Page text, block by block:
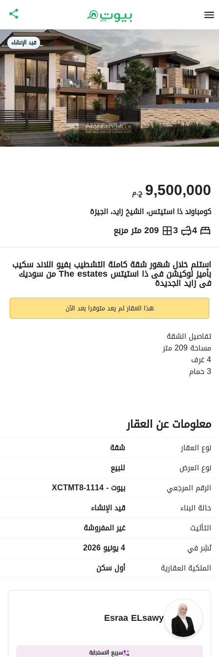
قيد الإنشاء
ج.م 9,500,000
كومباوند ذا استيتس، الشيخ زايد، الجيزة
4
3 209 متر مربع ج.م9,500,000
الاماكن القريبة
استلم خلال شهور شقة كاملة التشطيب بفيو اللاند سكيب
بأميز لوكيشن فى ذا استيتس The estates من سوديك
فى زايد الجديدة
هذا العقار لم يعد متوفرا بعد الآن
تفاصيل الشقة
مساحة 209 متر
4 غرف
3 حمام
الموقع
مجمع سكني راقٍ للغاية
بجوار مجمع ذا إستيتس ريزيدنس ونايا ويست
في زايد الجديدة على طريق الصحراء مباشرةً
معلومات عن العقار
نوع العقار
شقة
نوع العرض
للبيع
الرقم المرجعي
بيوت - 1114-XCTMT8
حالة البناء
قيد الإنشاء
التأثيث
غير المفروشة
نُشِر في
4 يونيو 2026
الملكية العقارية
أول سكن
Esraa ELsawy
سريع الاستجابة